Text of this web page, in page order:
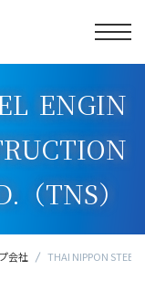
ENGIN
TNS）
会社 THAI NIPPON STEEL